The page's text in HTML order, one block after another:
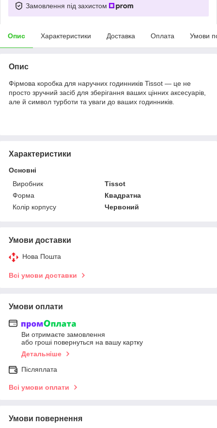
Замовлення під захистом
Опис Характеристики Доставка Оплата Умови
Опис
Фірмова коробка для наручних годинників Tissot — це не
просто зручний засіб для зберігання ваших цінних аксесуарів,
але й символ турботи та уваги до ваших годинників.
Характеристики
Основні
Виробник
Tissot
Форма
Квадратна
Колір корпусу
Червоний
Умови доставки
Нова Пошта
Всі умови доставки
Умови оплати
Ви отримаєте замовлення
або гроші повернуться на вашу картку
Детальніше
Післяплата
Всі умови оплати
Умови повернення